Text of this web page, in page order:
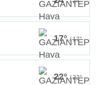
17° / 17°
22° / 22°